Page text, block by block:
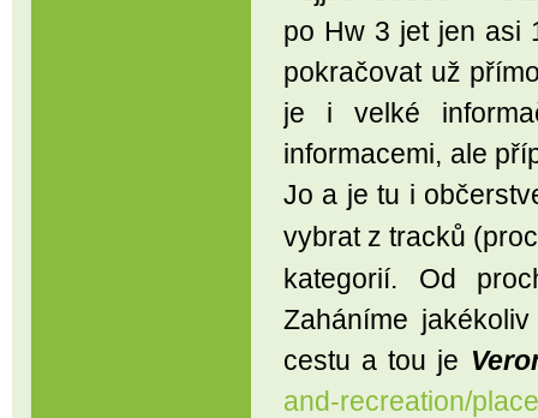
po Hw 3 jet jen asi
pokračovat už
je i velké
informacemi, ale
Jo a je tu i
vybrat z tracků
kategorií. Od
Zaháníme
cestu a tou je
and-recreation/